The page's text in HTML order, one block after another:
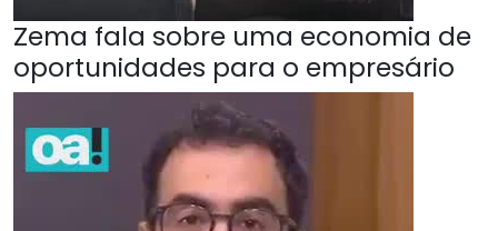
Zema fala sobre uma economia de
oportunidades para o empresário